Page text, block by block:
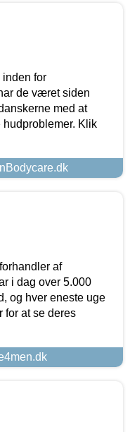
for
de været siden
med at
Klik
af
i dag over 5.000
og hver eneste uge
for at se deres